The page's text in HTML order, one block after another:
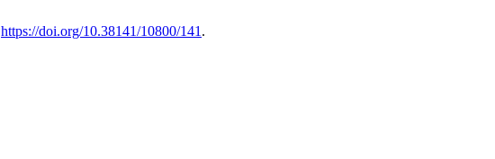
https://doi.org/10.38141/10800/141 .